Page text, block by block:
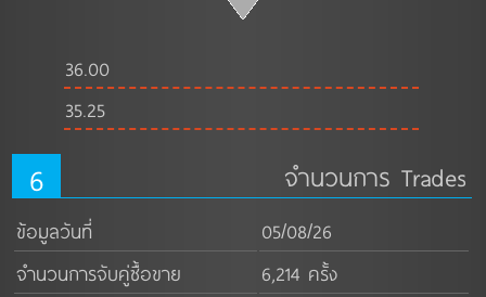
36.00
35.25
6 จำนวนการ Trades
ข้อมูลวันที่
05/08/26
จำนวนการจับคู่ซื้อขาย
6,214 ครั้ง